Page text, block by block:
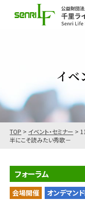
イベ
TOP > イベント・セミナー >
半にこそ読みたい秀歌－
フォーラム
会場開催 オンデマン